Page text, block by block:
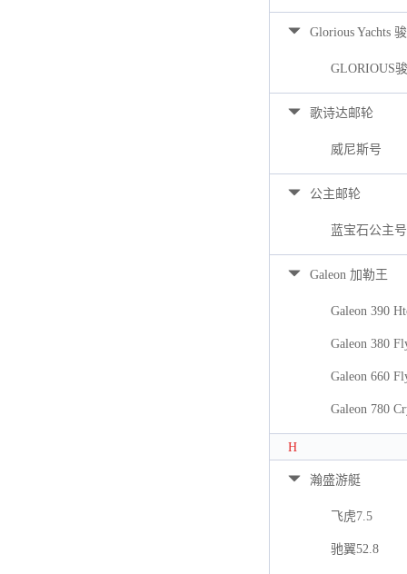
Glorious Yachts
GLORIOUS
歌诗达邮轮
威尼斯号
公主邮轮
蓝宝石公主号
Galeon 加勒王
Galeon 390
Galeon 380
Galeon 660
Galeon 780
H
瀚盛游艇
飞虎7.5
驰翼52.8